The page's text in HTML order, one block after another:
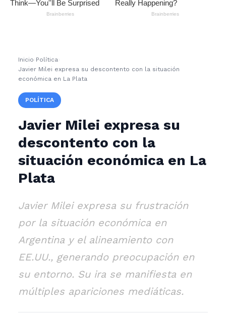
Inicio ›Política›
Javier Milei expresa su descontento con la situación
económica en La Plata
POLÍTICA
Javier Milei expresa su
descontento con la
situación económica en La
Plata
Javier Milei expresa su frustración
por la situación económica en
Argentina y el alineamiento con
EE.UU., generando preocupación en
su entorno. Su ira se manifiesta en
múltiples apariciones mediáticas.